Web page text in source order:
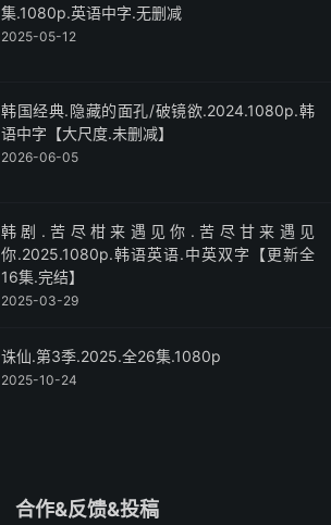
集.1080p.英语中字.无删减
2025-05-12
韩国经典.隐藏的面孔/破镜欲.2024.1080p.韩
语中字【大尺度.未删减】
2026-06-05
韩剧.苦尽柑来遇见你.苦尽甘来遇见
你.2025.1080p.韩语英语.中英双字【更新全
16集.完结】
2025-03-29
诛仙.第3季.2025.全26集.1080p
2025-10-24
合作&反馈&投稿